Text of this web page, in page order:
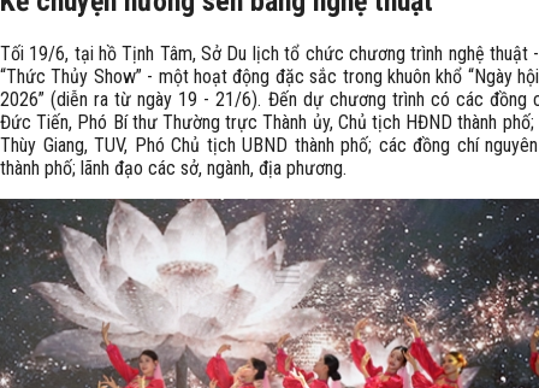
Tối 19/6, tại hồ Tịnh Tâm, Sở Du lịch tổ chức chương trình nghệ thuật
“Thức Thủy Show” - một hoạt động đặc sắc trong khuôn khổ “Ngày
2026” (diễn ra từ ngày 19 - 21/6). Đến dự chương trình có các đồng
Đức Tiến, Phó Bí thư Thường trực Thành ủy, Chủ tịch HĐND thành phố;
Thùy Giang, TUV, Phó Chủ tịch UBND thành phố; các đồng chí
thành phố; lãnh đạo các sở, ngành, địa phương.